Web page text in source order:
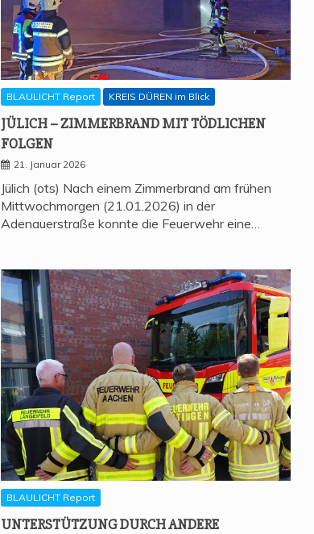
BLAULICHT Report KREIS DÜREN im Blick
JÜLICH – ZIM­MER­BRAND MIT TÖD­LI­CHEN
FOLGEN
21. Januar 2026
Jülich (ots) Nach einem Zimmerbrand am frühen
Mittwochmorgen (21.01.2026) in der
Adenauerstraße konnte die Feuerwehr eine…
BLAULICHT Report
UNTER­STÜT­ZUNG DURCH ANDE­RE